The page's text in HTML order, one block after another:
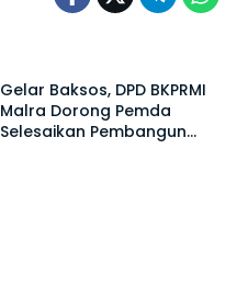
Gelar Baksos, DPD BKPRMI
Malra Dorong Pemda
Selesaikan Pembangun